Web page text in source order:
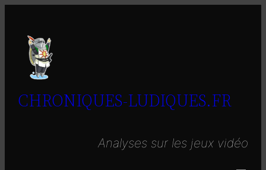
contenu
CHRONIQUES-LUDIQUES.FR
Analyses sur les jeux vidéo